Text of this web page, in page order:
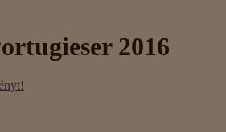
2016